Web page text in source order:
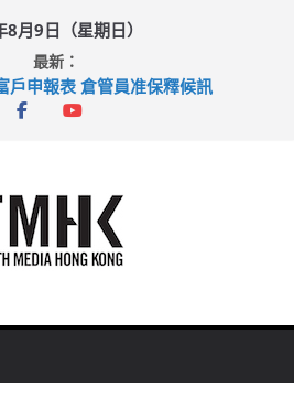
月9日（星期日）
最新：
戶申報表 倉管員准保釋候訊